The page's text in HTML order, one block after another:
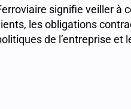
signifie veiller à
les obligations
de l’entreprise et